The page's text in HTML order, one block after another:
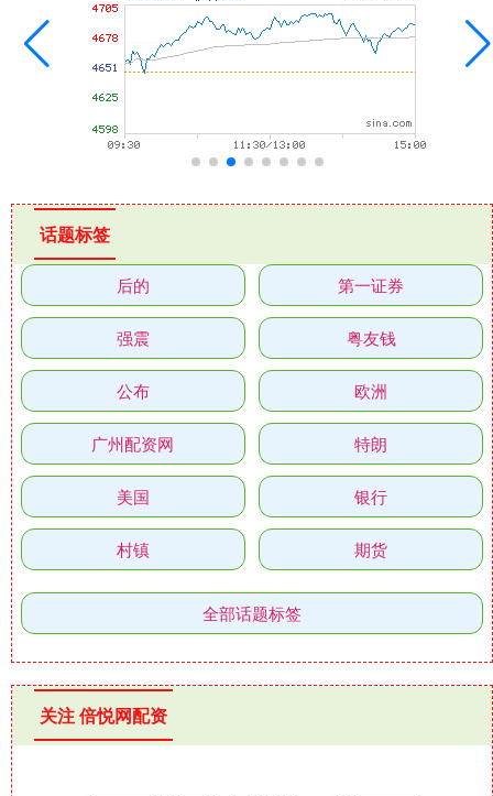
话题标签
后的 第一证券
强震 粤友钱
公布 欧洲
广州配资网 特朗
美国 银行
村镇 期货
全部话题标签
关注 倍悦网配资